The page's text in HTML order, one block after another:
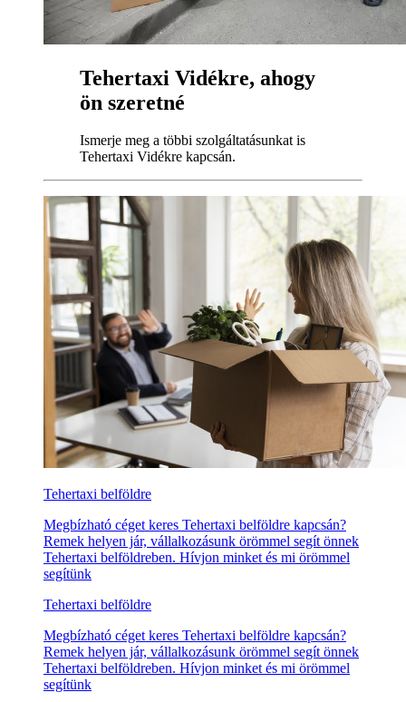
Tehertaxi Vidékre, ahogy
ön szeretné
Ismerje meg a többi szolgáltatásunkat is
Tehertaxi Vidékre kapcsán.
Tehertaxi belföldre
Megbízható céget keres Tehertaxi belföldre kapcsán?
Remek helyen jár, vállalkozásunk örömmel segít önnek
Tehertaxi belföldreben. Hívjon minket és mi örömmel
segítünk
Tehertaxi belföldre
Megbízható céget keres Tehertaxi belföldre kapcsán?
Remek helyen jár, vállalkozásunk örömmel segít önnek
Tehertaxi belföldreben. Hívjon minket és mi örömmel
segítünk